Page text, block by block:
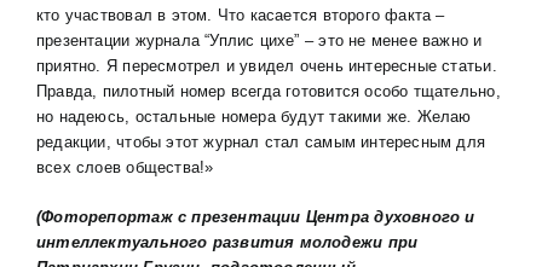
кто участвовал в этом. Что касается второго факта –
презентации журнала “Уплис цихе” – это не менее важно и
приятно. Я пересмотрел и увидел очень интересные статьи.
Правда, пилотный номер всегда готовится особо тщательно,
но надеюсь, остальные номера будут такими же. Желаю
редакции, чтобы этот журнал стал самым интересным для
всех слоев общества!»
(Фоторепортаж с презентации Центра духовного и
интеллектуального развития молодежи при